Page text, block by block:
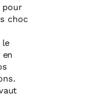
pour
choc
le